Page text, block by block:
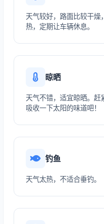
天气较好，路面比较干燥
热，定期让车辆休息。
晾晒
天气不错，适宜晾晒。赶
吸收一下太阳的味道吧！
钓鱼
天气太热，不适合垂钓。